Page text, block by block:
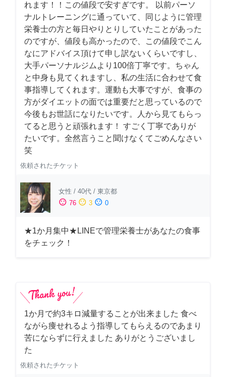
れます！！この値段で安すぎです。 以前パーソ
ナルトレーニングに通っていて、同じように管理
栄養士の方と毎日やりとりしていたことがあった
のですが、値段も高かったので、この値段でこん
なにアドバイス頂けて申し訳ないくらいですし、
大手パーソナルジムより100倍丁寧です。ちゃん
と中身も見てくれますし、私の生活に合わせて食
事指導してくれます。運動も大事ですが、食事の
方がダイエットの面では重要だと思っているので
今後もお世話になりたいです。人から見てもらっ
てると思うと頑張れます！ すごく丁寧でありが
たいです。全然言うこと聞けなくてごめんなさい
笑
依頼されたチケット
女性 / 40代 / 東京都
sentiment_satisfied 76 sentiment_neutral 3 sentiment_dissatisfied 0
★1か月集中★LINEで管理栄養士があなたの食事
をチェック！
1か月で約3キロ減量することが出来ました 食べ
ながら痩せれるよう指導してもらえるのであまり
苦にならずに行えました ありがとうございまし
た
依頼されたチケット